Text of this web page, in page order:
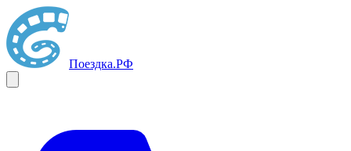
Поездка.РФ